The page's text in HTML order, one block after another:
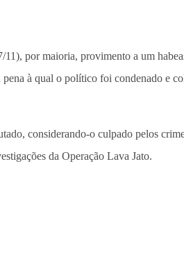
por maioria, provimento a um
à qual o político foi condenado e
considerando-o culpado pelos
da Operação Lava Jato.